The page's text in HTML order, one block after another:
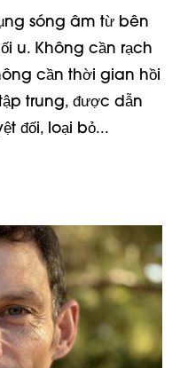
sóng âm từ bên
u. Không cần rạch
cần thời gian hồi
trung, được dẫn
đối, loại bỏ...